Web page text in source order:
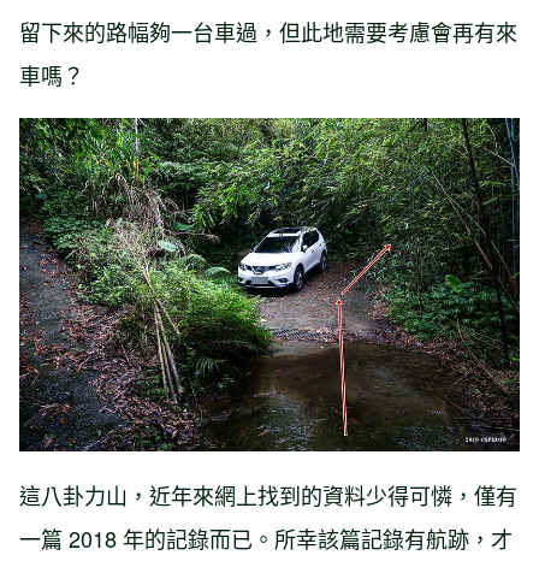
留下來的路幅夠一台車過，但此地需要考慮會再有來
車嗎？
這八卦力山，近年來網上找到的資料少得可憐，僅有
一篇 2018 年的記錄而已。所幸該篇記錄有航跡，才